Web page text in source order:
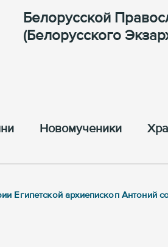
Белорусской
(Белорусского
Новомученики
Египетской архиепископ